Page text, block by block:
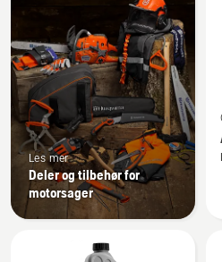
Les mer
Deler og tilbehør for
motorsager